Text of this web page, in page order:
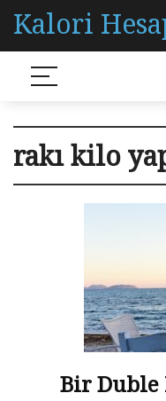
Kalori
rakı kilo
Bir Duble